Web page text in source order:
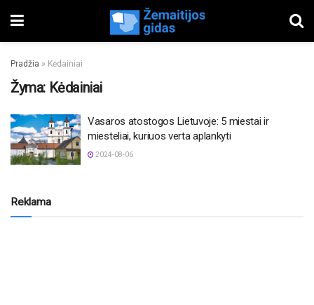
Pradžia » Kėdainiai
Žyma: Kėdainiai
Vasaros atostogos Lietuvoje: 5 miestai ir
miesteliai, kuriuos verta aplankyti
2024-08-06
Reklama